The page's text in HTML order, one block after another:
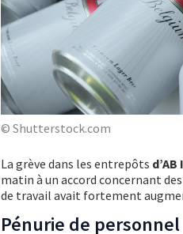
© Shutterstock.com
La grève dans les entrepôts
matin à un accord concernant
de travail avait fortement
Pénurie de personnel